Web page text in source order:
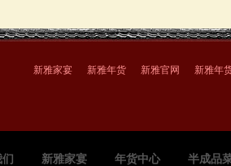
新雅家宴 新雅年货 新雅官网 新雅年
新雅家宴 年货中心 半成品